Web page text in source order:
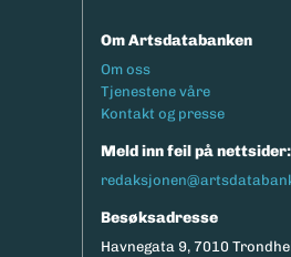
Om Artsdatabanken
Footermeny
Om oss
Tjenestene våre
Kontakt og presse
Meld inn feil på nettsider:
Besøksadresse
Havnegata 9, 7010